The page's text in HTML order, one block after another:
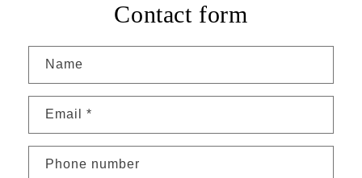
Contact form
Name
Email *
Phone number